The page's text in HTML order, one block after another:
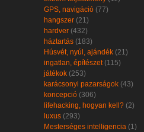
GPS, navigáció (77)
hangszer (21)
hardver (432)
háztartás (183)
Húsvét, nyúl, ajándék (21)
ingatlan, építészet (115)
játékok (253)
karácsonyi pazarságok (43)
koncepció (306)
lifehacking, hogyan kell? (2)
luxus (293)
Mesterséges intelligencia (1)